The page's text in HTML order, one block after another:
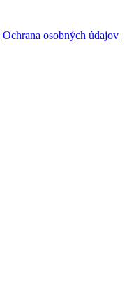
Ochrana osobných údajov